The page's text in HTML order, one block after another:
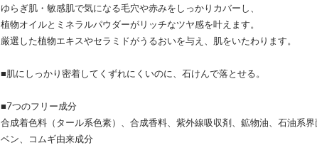
ゆらぎ肌・敏感肌で気になる毛穴や赤みをしっかりカバーし、
植物オイルとミネラルパウダーがリッチなツヤ感を叶えます。
厳選した植物エキスやセラミドがうるおいを与え、肌をいたわります。
■肌にしっかり密着してくずれにくいのに、石けんで落とせる。
■7つのフリー成分
合成着色料（タール系色素）、合成香料、紫外線吸収剤、鉱物油、石油系界
ベン、コムギ由来成分